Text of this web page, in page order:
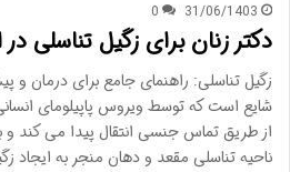
31/06/1403
0
دکتر زنان برای زگیل تناسلی
زگیل تناسلی: راهنمای جامع برای درمان و
از طریق تماس جنسی انتقال پیدا می کند و
ناحیه تناسلی مقعد و دهان منجر به ایجاد